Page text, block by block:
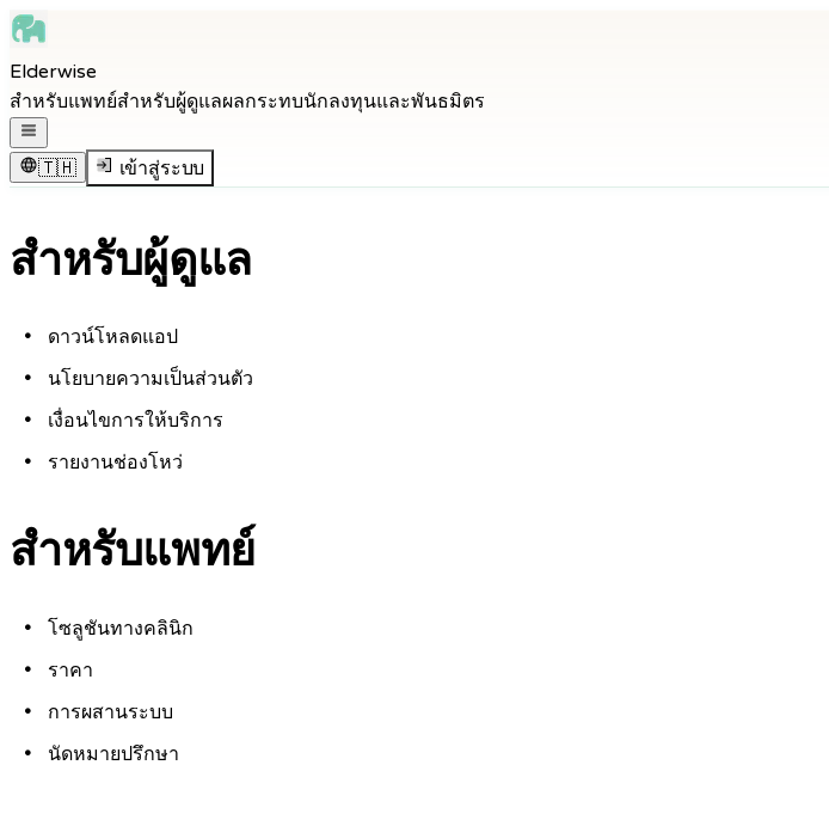
Skip to navigation
Skip to footer
Elderwise
สำหรับแพทย์สำหรับผู้ดูแลผลกระทบนักลงทุนและพันธมิตร
🇹🇭
เข้าสู่ระบบ
สำหรับผู้ดูแล
ดาวน์โหลดแอป
นโยบายความเป็นส่วนตัว
เงื่อนไขการให้บริการ
รายงานช่องโหว่
สำหรับแพทย์
โซลูชันทางคลินิก
ราคา
การผสานระบบ
นัดหมายปรึกษา